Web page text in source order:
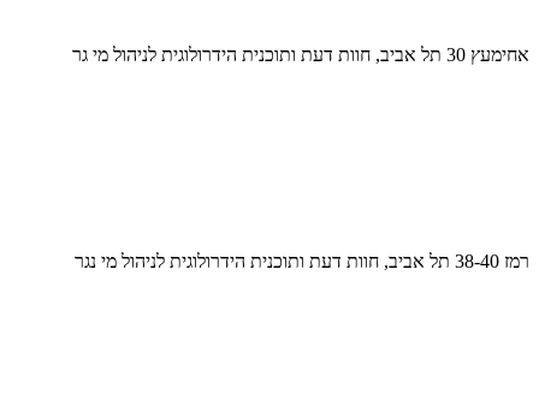
אחימעץ 30 תל אביב, חוות דעת ותוכנית הידרולוגית לניהול מי גר
רמז 38-40 תל אביב, חוות דעת ותוכנית הידרולוגית לניהול מי נגר